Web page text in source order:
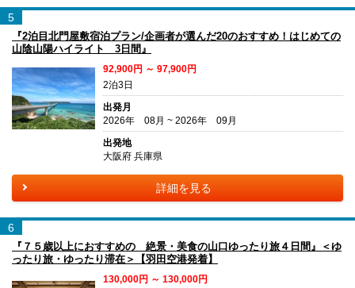
5
『2泊目北門屋敷宿泊プラン/企画者が選んだ20のおすすめ！はじめての
山陰山陽ハイライト 3日間』
92,900円 ～ 97,900円
2泊3日
出発月
2026年 08月 ~ 2026年 09月
出発地
大阪府 兵庫県
詳細を見る
6
『７５歳以上におすすめの 絶景・美食の山口ゆったり旅４日間』＜ゆ
ったり旅・ゆったり滞在＞【羽田空港発着】
130,000円 ～ 130,000円